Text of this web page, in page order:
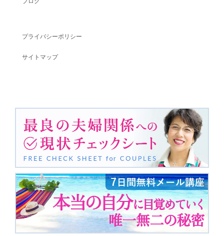
プライバシーポリシー
サイトマップ